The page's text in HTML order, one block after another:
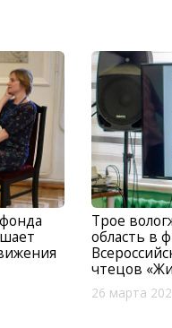
Трое
область в
чтецов
26 марта